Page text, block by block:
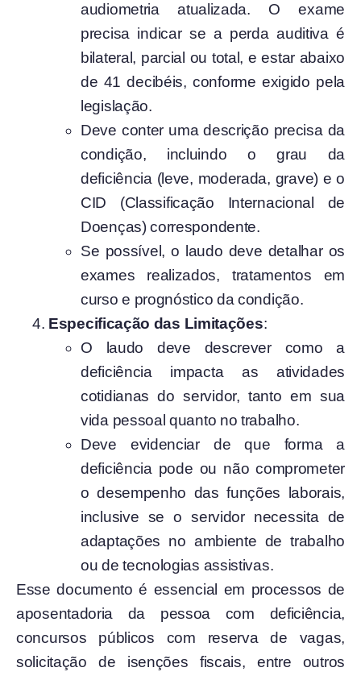
audiometria atualizada. O exame
precisa indicar se a perda auditiva é
bilateral, parcial ou total, e estar abaixo
de 41 decibéis, conforme exigido pela
legislação.
Deve conter uma descrição precisa da
condição, incluindo o grau da
deficiência (leve, moderada, grave) e o
CID (Classificação Internacional de
Doenças) correspondente.
Se possível, o laudo deve detalhar os
exames realizados, tratamentos em
curso e prognóstico da condição.
Especificação das Limitações:
O laudo deve descrever como a
deficiência impacta as atividades
cotidianas do servidor, tanto em sua
vida pessoal quanto no trabalho.
Deve evidenciar de que forma a
deficiência pode ou não comprometer
o desempenho das funções laborais,
inclusive se o servidor necessita de
adaptações no ambiente de trabalho
ou de tecnologias assistivas.
Esse documento é essencial em processos de
aposentadoria da pessoa com deficiência,
concursos públicos com reserva de vagas,
solicitação de isenções fiscais, entre outros